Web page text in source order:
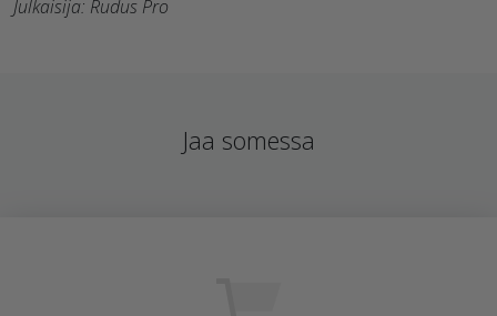
Julkaisija: Rudus Pro
Jaa somessa